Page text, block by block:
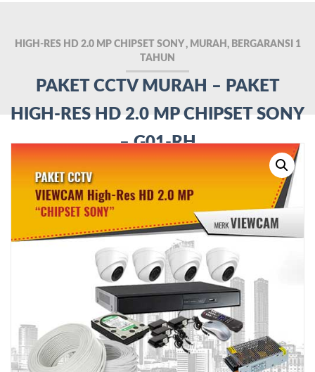
HIGH-RES HD 2.0 MP CHIPSET SONY , MURAH, BERGARANSI 1
TAHUN
PAKET CCTV MURAH – PAKET
HIGH-RES HD 2.0 MP CHIPSET SONY
– G01-RH